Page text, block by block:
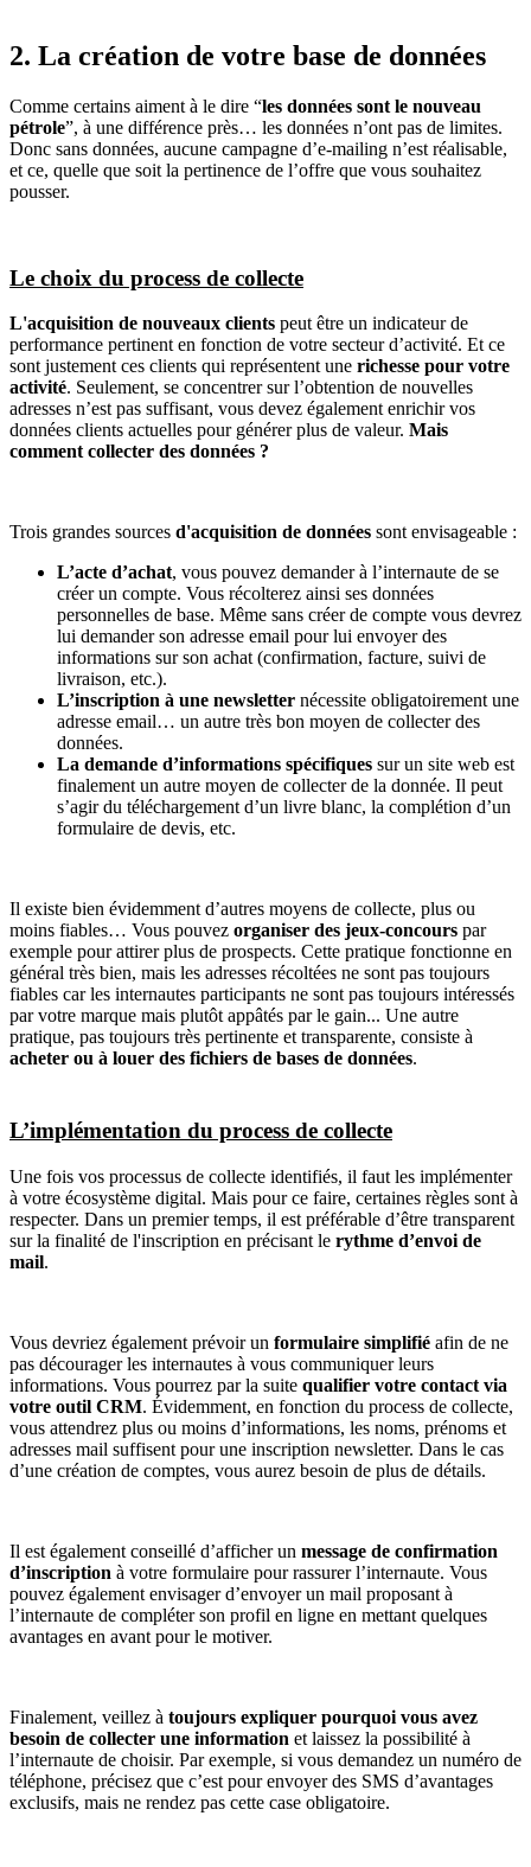
2. La création de votre base de données
Comme certains aiment à le dire “les données sont le nouveau
pétrole”, à une différence près… les données n’ont pas de limites.
Donc sans données, aucune campagne d’e-mailing n’est réalisable,
et ce, quelle que soit la pertinence de l’offre que vous souhaitez
pousser.
Le choix du process de collecte
L'acquisition de nouveaux clients peut être un indicateur de
performance pertinent en fonction de votre secteur d’activité. Et ce
sont justement ces clients qui représentent une richesse pour votre
activité. Seulement, se concentrer sur l’obtention de nouvelles
adresses n’est pas suffisant, vous devez également enrichir vos
données clients actuelles pour générer plus de valeur. Mais
comment collecter des données ?
Trois grandes sources d'acquisition de données sont envisageable :
L’acte d’achat, vous pouvez demander à l’internaute de se
créer un compte. Vous récolterez ainsi ses données
personnelles de base. Même sans créer de compte vous devrez
lui demander son adresse email pour lui envoyer des
informations sur son achat (confirmation, facture, suivi de
livraison, etc.).
L’inscription à une newsletter nécessite obligatoirement une
adresse email… un autre très bon moyen de collecter des
données.
La demande d’informations spécifiques sur un site web est
finalement un autre moyen de collecter de la donnée. Il peut
s’agir du téléchargement d’un livre blanc, la complétion d’un
formulaire de devis, etc.
Il existe bien évidemment d’autres moyens de collecte, plus ou
moins fiables… Vous pouvez organiser des jeux-concours par
exemple pour attirer plus de prospects. Cette pratique fonctionne en
général très bien, mais les adresses récoltées ne sont pas toujours
fiables car les internautes participants ne sont pas toujours intéressés
par votre marque mais plutôt appâtés par le gain... Une autre
pratique, pas toujours très pertinente et transparente, consiste à
acheter ou à louer des fichiers de bases de données.
L’implémentation du process de collecte
Une fois vos processus de collecte identifiés, il faut les implémenter
à votre écosystème digital. Mais pour ce faire, certaines règles sont à
respecter. Dans un premier temps, il est préférable d’être transparent
sur la finalité de l'inscription en précisant le rythme d’envoi de
mail.
Vous devriez également prévoir un formulaire simplifié afin de ne
pas décourager les internautes à vous communiquer leurs
informations. Vous pourrez par la suite qualifier votre contact via
votre outil CRM. Évidemment, en fonction du process de collecte,
vous attendrez plus ou moins d’informations, les noms, prénoms et
adresses mail suffisent pour une inscription newsletter. Dans le cas
d’une création de comptes, vous aurez besoin de plus de détails.
Il est également conseillé d’afficher un message de confirmation
d’inscription à votre formulaire pour rassurer l’internaute. Vous
pouvez également envisager d’envoyer un mail proposant à
l’internaute de compléter son profil en ligne en mettant quelques
avantages en avant pour le motiver.
Finalement, veillez à toujours expliquer pourquoi vous avez
besoin de collecter une information et laissez la possibilité à
l’internaute de choisir. Par exemple, si vous demandez un numéro de
téléphone, précisez que c’est pour envoyer des SMS d’avantages
exclusifs, mais ne rendez pas cette case obligatoire.